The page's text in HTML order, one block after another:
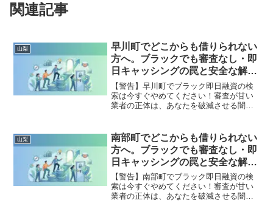
関連記事
山梨
早川町でどこからも借りられない
方へ。ブラックでも審査なし・即
日キャッシングの罠と安全な解決
策
【警告】早川町でブラック即日融資の検
索は今すぐやめてください！審査が甘い
業者の正体は、あなたを破滅させる闇金
町で違法業者を避け、借金地獄から抜け
出した方々の実体験と確実な解決策を完
全公開。
山梨
南部町でどこからも借りられない
方へ。ブラックでも審査なし・即
日キャッシングの罠と安全な解決
策
【警告】南部町でブラック即日融資の検
索は今すぐやめてください！審査が甘い
業者の正体は、あなたを破滅させる闇金